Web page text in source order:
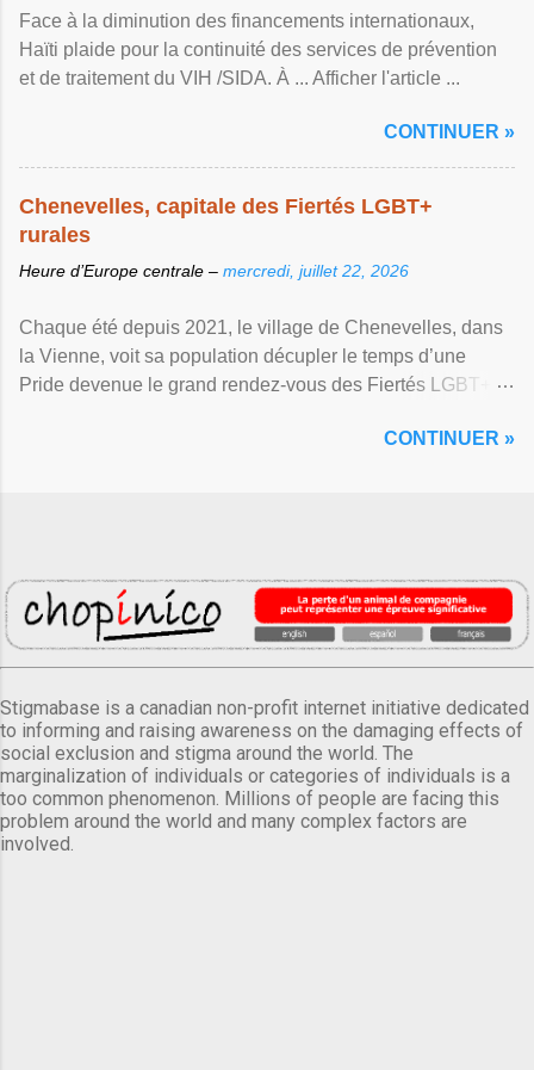
Face à la diminution des financements internationaux,
Haïti plaide pour la continuité des services de prévention
et de traitement du VIH /SIDA. À ... Afficher l'article ...
CONTINUER »
Chenevelles, capitale des Fiertés LGBT+
rurales
Heure d’Europe centrale – mercredi, juillet 22, 2026
Chaque été depuis 2021, le village de Chenevelles, dans
la Vienne, voit sa population décupler le temps d’une
Pride devenue le grand rendez-vous des Fiertés LGBT+
CONTINUER »
Stigmabase is a canadian non-profit internet initiative dedicated
to informing and raising awareness on the damaging effects of
social exclusion and stigma around the world. The
marginalization of individuals or categories of individuals is a
too common phenomenon. Millions of people are facing this
problem around the world and many complex factors are
involved.